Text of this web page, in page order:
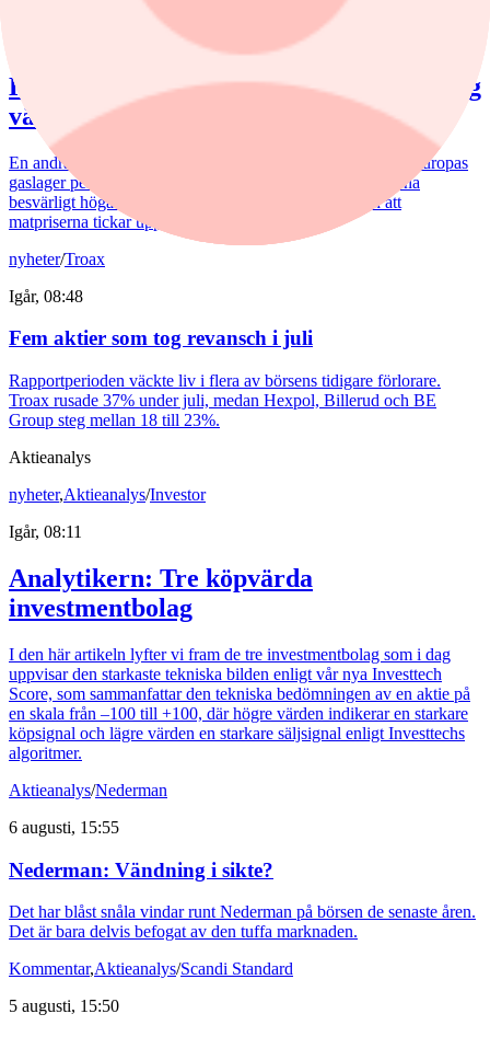
Hemberg: Energikris och ny inflationsvåg
väntar
En andra våg av dyra energipriser kan nå oss redan i höst. Europas
gaslager pekar i den riktningen. Samtidigt möter svenskarna
besvärligt höga elpriser, fyra kronor dyrare bensin och att
matpriserna tickar uppåt.
nyheter/Troax
Igår, 08:48
Fem aktier som tog revansch i juli
Rapportperioden väckte liv i flera av börsens tidigare förlorare.
Troax rusade 37% under juli, medan Hexpol, Billerud och BE
Group steg mellan 18 till 23%.
Aktieanalys
nyheter,Aktieanalys/Investor
Igår, 08:11
Analytikern: Tre köpvärda
investmentbolag
I den här artikeln lyfter vi fram de tre investmentbolag som i dag
uppvisar den starkaste tekniska bilden enligt vår nya Investtech
Score, som sammanfattar den tekniska bedömningen av en aktie på
en skala från –100 till +100, där högre värden indikerar en starkare
köpsignal och lägre värden en starkare säljsignal enligt Investtechs
algoritmer.
Aktieanalys/Nederman
6 augusti, 15:55
Nederman: Vändning i sikte?
Det har blåst snåla vindar runt Nederman på börsen de senaste åren.
Det är bara delvis befogat av den tuffa marknaden.
Kommentar,Aktieanalys/Scandi Standard
5 augusti, 15:50